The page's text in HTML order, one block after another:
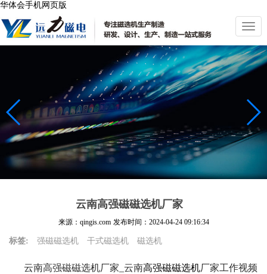
华体会手机网页版
切
换
导
航
云南高强磁磁选机厂家
来源：qingis.com 发布时间： 2024-04-24 09:16:34
标签: 强磁磁选机 干式磁选机 磁选机
云南高强磁磁选机厂家_云南高强磁磁选机厂家工作视频